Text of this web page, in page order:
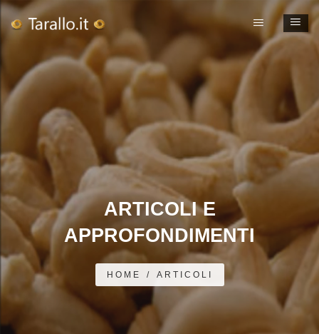
ARTICOLI E
APPROFONDIMENTI
HOME / ARTICOLI